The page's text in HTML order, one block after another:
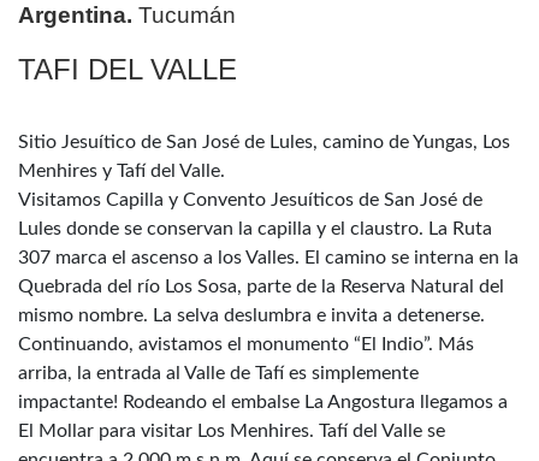
Argentina. Tucumán
TAFI DEL VALLE
Sitio Jesuítico de San José de Lules, camino de Yungas, Los
Menhires y Tafí del Valle.
Visitamos Capilla y Convento Jesuíticos de San José de
Lules donde se conservan la capilla y el claustro. La Ruta
307 marca el ascenso a los Valles. El camino se interna en la
Quebrada del río Los Sosa, parte de la Reserva Natural del
mismo nombre. La selva deslumbra e invita a detenerse.
Continuando, avistamos el monumento “El Indio”. Más
arriba, la entrada al Valle de Tafí es simplemente
impactante! Rodeando el embalse La Angostura llegamos a
El Mollar para visitar Los Menhires. Tafí del Valle se